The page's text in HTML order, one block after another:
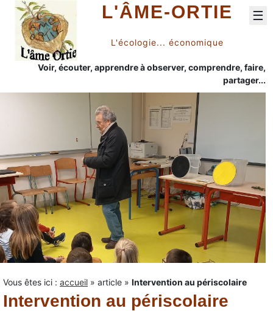
L'ÂME-ORTIE
L'écologie... économique
Voir, écouter, apprendre à observer, comprendre, faire,
partager...
☰
Vous êtes ici : accueil » article » Intervention au périscolaire
Intervention au périscolaire